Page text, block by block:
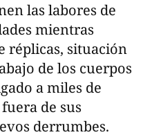
las labores de
mientras
réplicas, situación
de los cuerpos
a miles de
de sus
derrumbes.